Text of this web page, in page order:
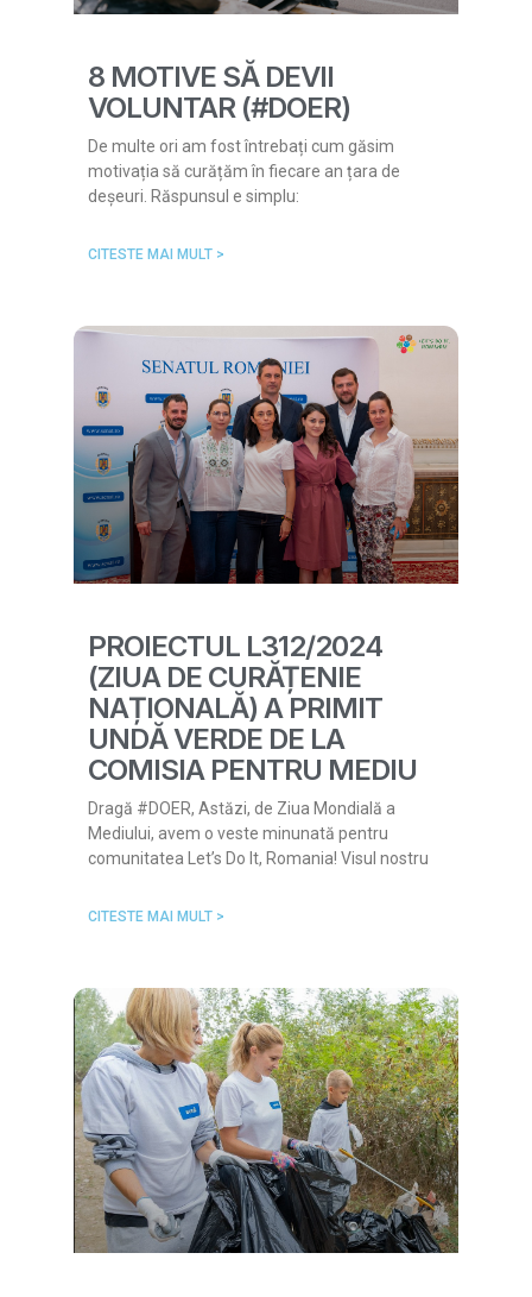
8 MOTIVE SĂ DEVII
VOLUNTAR (#DOER)
De multe ori am fost întrebați cum găsim
motivația să curățăm în fiecare an țara de
deșeuri. Răspunsul e simplu:
CITESTE MAI MULT >
PROIECTUL L312/2024
(ZIUA DE CURĂȚENIE
NAȚIONALĂ) A PRIMIT
UNDĂ VERDE DE LA
COMISIA PENTRU MEDIU
Dragă #DOER, Astăzi, de Ziua Mondială a
Mediului, avem o veste minunată pentru
comunitatea Let’s Do It, Romania! Visul nostru
CITESTE MAI MULT >